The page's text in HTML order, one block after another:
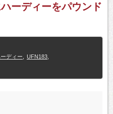
ーディーをパウンド
ディー UFN183